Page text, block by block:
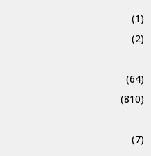
(1)
(2)
(64)
(810)
(7)